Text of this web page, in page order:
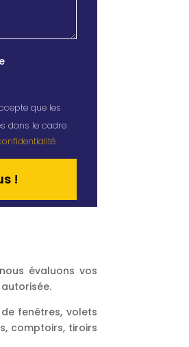
que les
dans le cadre
évaluons vos
fenêtres, volets
comptoirs, tiroirs